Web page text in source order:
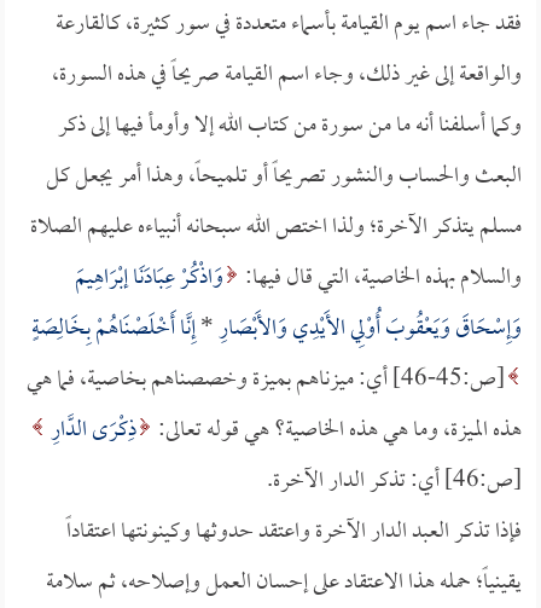
فقد جاء اسم يوم القيامة بأسماء متعددة في سور كثيرة، كالقارعة
والواقعة إلى غير ذلك، وجاء اسم القيامة صريحاً في هذه السورة،
وكما أسلفنا أنه ما من سورة من كتاب الله إلا وأومأ فيها إلى ذكر
البعث والحساب والنشور تصريحاً أو تلميحاً، وهذا أمر يجعل كل
مسلم يتذكر الآخرة؛ ولذا اختص الله سبحانه أنبياءه عليهم الصلاة
والسلام بهذه الخاصية، التي قال فيها: وَاذْكُرْ عِبَادَنَا إبْرَاهِيمَ
وَإِسْحَاقَ وَيَعْقُوبَ أُوْلِي الأَيْدِي وَالأَبْصَارِ*إِنَّا أَخْلَصْنَاهُمْ بِخَالِصَةٍ
[ص:45-46] أي: ميزناهم بميزة وخصصناهم بخاصية، فما هي
هذه الميزة، وما هي هذه الخاصية؟ هي قوله تعالى: ذِكْرَى الدَّارِ
[ص:46] أي: تذكر الدار الآخرة.
فإذا تذكر العبد الدار الآخرة واعتقد حدوثها وكينونتها اعتقاداً
يقينياً؛ حمله هذا الاعتقاد على إحسان العمل وإصلاحه، ثم سلامة